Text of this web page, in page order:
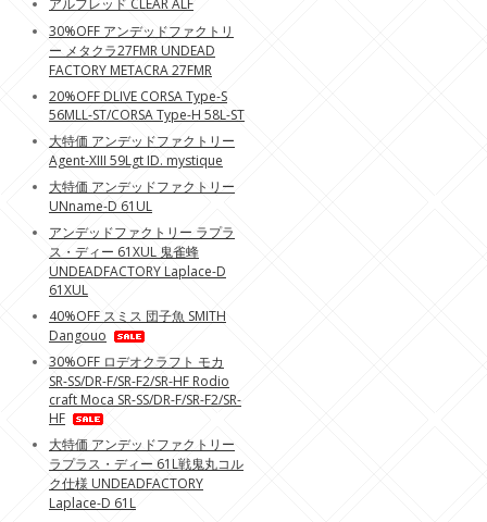
30%OFF アンデッドファクトリ
ー メタクラ27FMR UNDEAD
FACTORY METACRA 27FMR
20%OFF DLIVE CORSA Type-S
56MLL-ST/CORSA Type-H 58L-ST
大特価 アンデッドファクトリー
Agent-XIII 59Lgt ID. mystique
大特価 アンデッドファクトリー
UNname-D 61UL
アンデッドファクトリー ラプラ
ス・ディー 61XUL 鬼雀蜂
UNDEADFACTORY Laplace-D
61XUL
40%OFF スミス 団子魚 SMITH
Dangouo
30%OFF ロデオクラフト モカ
SR-SS/DR-F/SR-F2/SR-HF Rodio
craft Moca SR-SS/DR-F/SR-F2/SR-
HF
大特価 アンデッドファクトリー
ラプラス・ディー 61L戦鬼丸コル
ク仕様 UNDEADFACTORY
Laplace-D 61L